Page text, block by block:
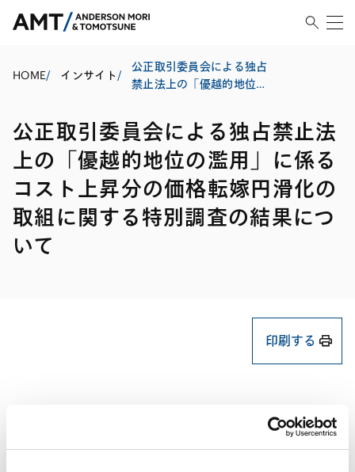
HOME/ インサイト/
公正取引委員会による独占
禁止法上の「優越的地位の
の価格転嫁円滑化の取組に
関する特別調査の結果につ
いて
公正取引委員会による独占禁止法
上の「優越的地位の濫用」に係る
コスト上昇分の価格転嫁円滑化の
取組に関する特別調査の結果につ
いて
印刷する